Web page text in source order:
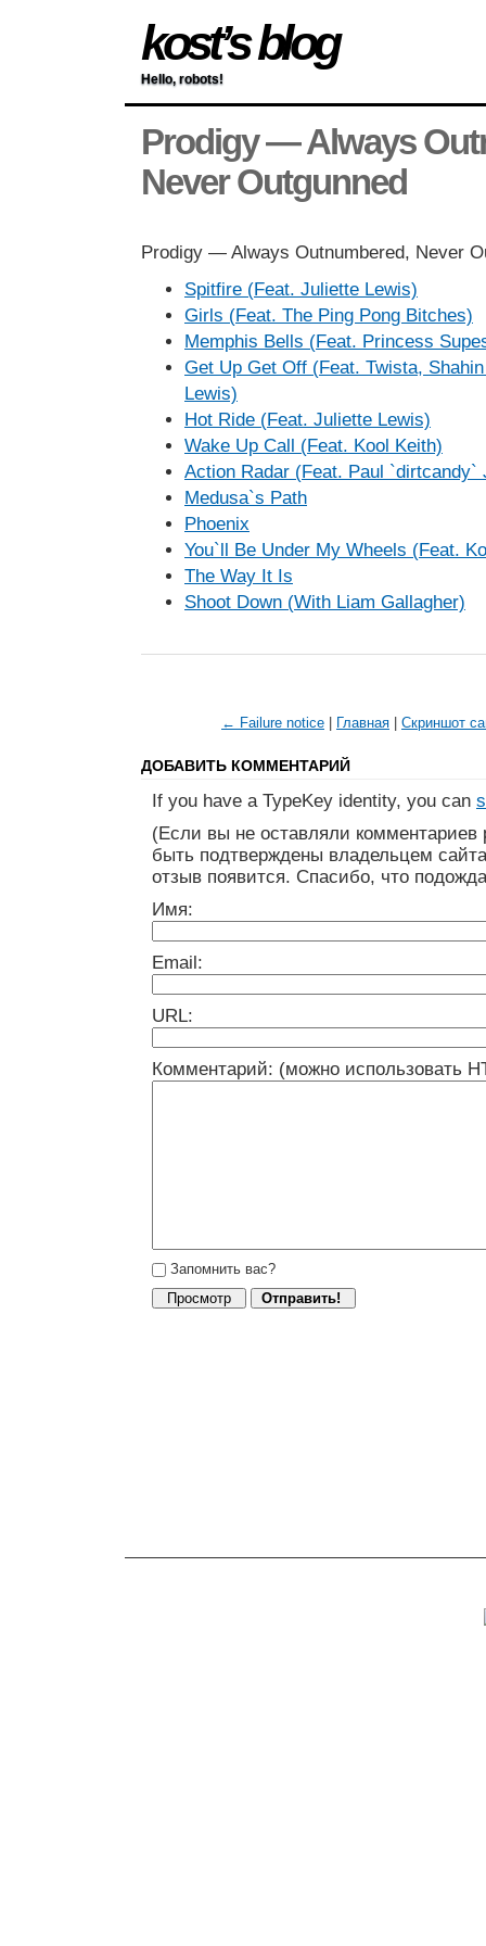
kost’s blog
Hello, robots!
Prodigy — Always
Never Outgunned
Prodigy — Always Outnumbered, Never
Spitfire (Feat. Juliette Lewis)
Girls (Feat. The Ping Pong Bitches)
Memphis Bells (Feat. Princess
Get Up Get Off (Feat. Twista,
Lewis)
Hot Ride (Feat. Juliette Lewis)
Wake Up Call (Feat. Kool Keith)
Action Radar (Feat. Paul `dirtcandy`
Medusa`s Path
Phoenix
You`ll Be Under My Wheels (Feat.
The Way It Is
Shoot Down (With Liam Gallagher)
← Failure notice Главная Скриншот
ДОБАВИТЬ КОММЕНТАРИЙ
If you have a TypeKey identity, you can
(Если вы не оставляли
быть подтверждены владельцем
отзыв появится. Спасибо, что
Имя:
Email:
URL:
Комментарий: (можно использовать
Запомнить вас?